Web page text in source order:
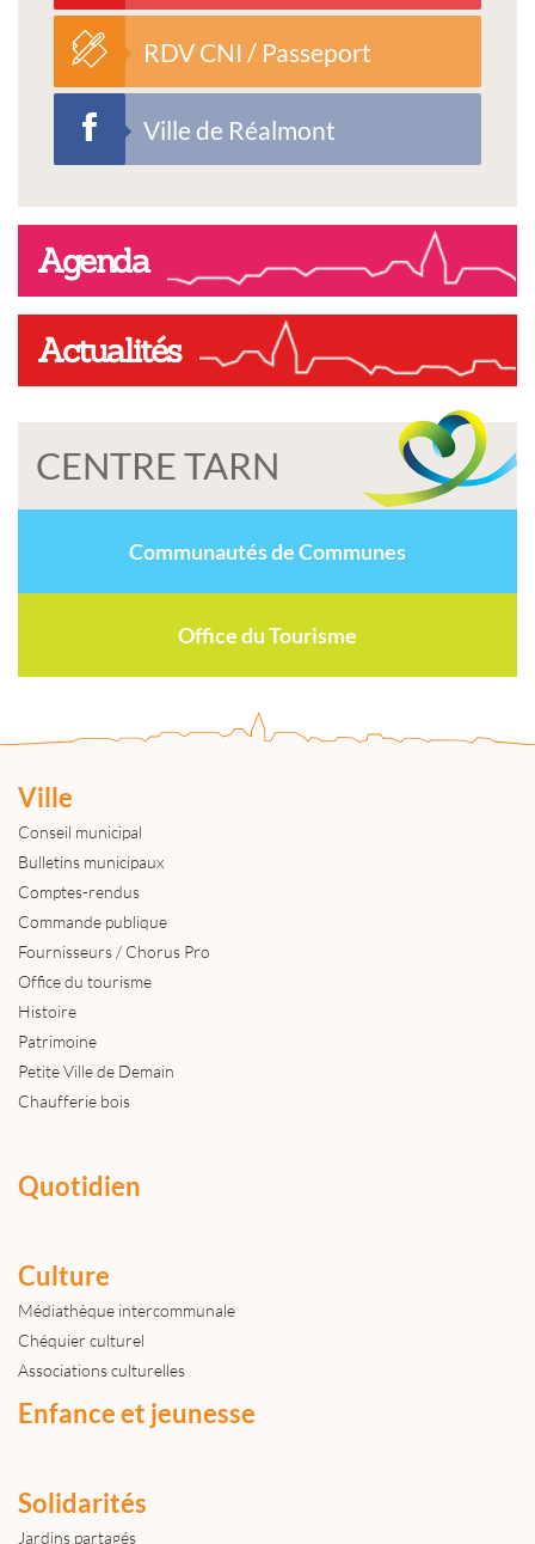
RDV CNI / Passeport
Ville de Réalmont
Agenda
Actualités
CENTRE TARN
Communautés de Communes
Office du Tourisme
Ville
Conseil municipal
Bulletins municipaux
Comptes-rendus
Commande publique
Fournisseurs / Chorus Pro
Office du tourisme
Histoire
Patrimoine
Petite Ville de Demain
Chaufferie bois
Quotidien
Culture
Médiathèque intercommunale
Chéquier culturel
Associations culturelles
Enfance et jeunesse
Solidarités
Jardins partagés